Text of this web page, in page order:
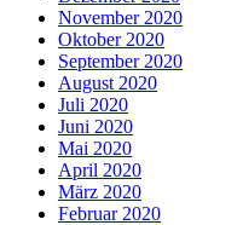
November 2020
Oktober 2020
September 2020
August 2020
Juli 2020
Juni 2020
Mai 2020
April 2020
März 2020
Februar 2020